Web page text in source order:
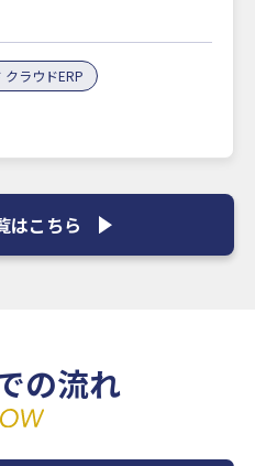
ラウドERP
はこちら
の流れ